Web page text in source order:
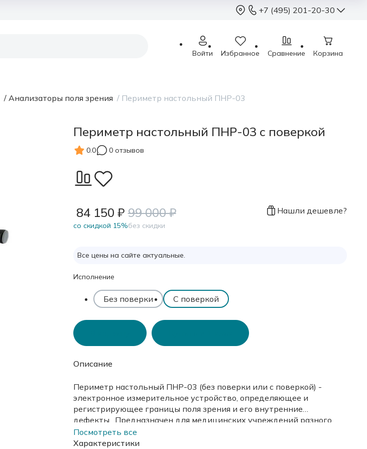
+7 (495) 201-20-30
+7 (495) 201-
sales@sterimed.ru
Международное ш.,
Войти Избранное Сравнение Корзина
/ Анализаторы поля зрения / Периметр настольный ПНР-03
Периметр настольный ПНР-03 с поверкой
0.0 0 отзывов
84 150 ₽
cо скидкой 15%
99 000 ₽
без скидки
Нашли дешевле?
Все цены на сайте актуальные.
Исполнение
Без поверки С поверкой
Описание
Периметр настольный ПНР-03 (без поверки или с поверкой) -
электронное измерительное устройство, определяющее и
регистрирующее границы поля зрения и его внутренние
дефекты. Предназначен для медицинских учреждений разного
уровня.
Посмотреть все
Характеристики